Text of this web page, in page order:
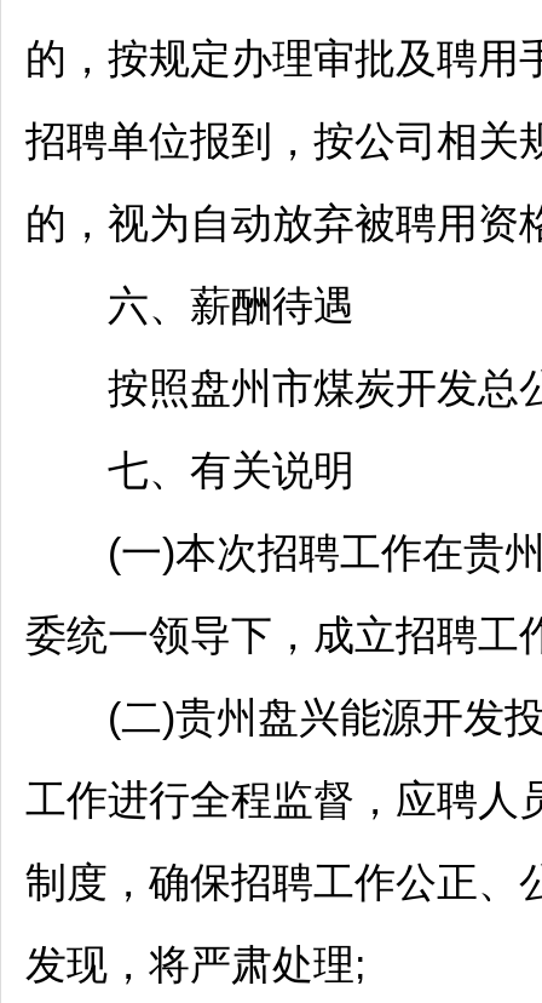
的，按规定办理审批及聘用
招聘单位报到，按公司相关
的，视为自动放弃被聘用资
六、薪酬待遇
按照盘州市煤炭开发总
七、有关说明
(一)本次招聘工作在贵
委统一领导下，成立招聘工
(二)贵州盘兴能源开发投
工作进行全程监督，应聘人
制度，确保招聘工作公正、
发现，将严肃处理;